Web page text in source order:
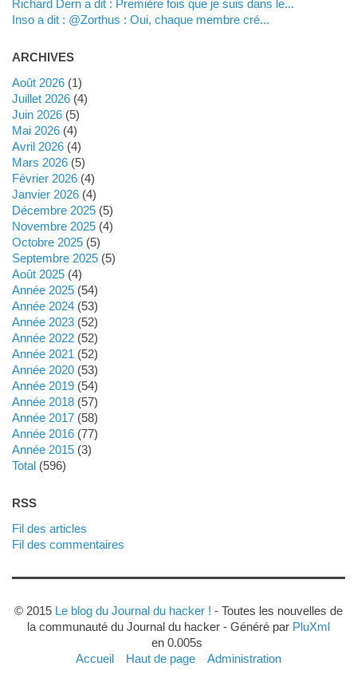
Richard Dern a dit : Première fois que je suis dans le...
inso a dit : @Zorthus : Oui, chaque membre cré...
ARCHIVES
août 2026(1)
juillet 2026(4)
juin 2026(5)
mai 2026(4)
avril 2026(4)
mars 2026(5)
février 2026(4)
janvier 2026(4)
décembre 2025(5)
novembre 2025(4)
octobre 2025(5)
septembre 2025(5)
août 2025(4)
année 2025(54)
année 2024(53)
année 2023(52)
année 2022(52)
année 2021(52)
année 2020(53)
année 2019(54)
année 2018(57)
année 2017(58)
année 2016(77)
année 2015(3)
total (596)
RSS
Fil des articles
Fil des commentaires
© 2015 Le blog du Journal du hacker ! - Toutes les nouvelles de
la communauté du Journal du hacker - Généré par PluXml
en 0.005s
Accueil
Haut de page Administration